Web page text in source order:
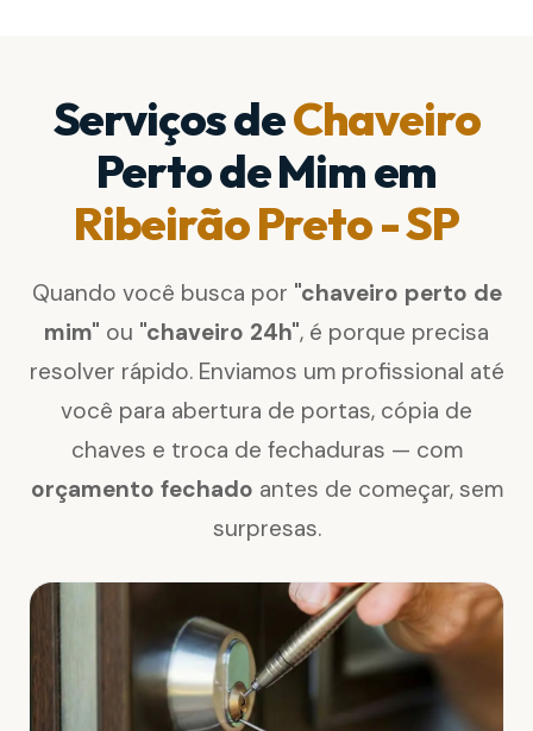
Serviços deChaveiro
Perto de Mim em
Ribeirão Preto - SP
Quando você busca por "chaveiro perto de
mim" ou "chaveiro 24h", é porque precisa
resolver rápido. Enviamos um profissional até
você para abertura de portas, cópia de
chaves e troca de fechaduras — com
orçamento fechado antes de começar, sem
surpresas.